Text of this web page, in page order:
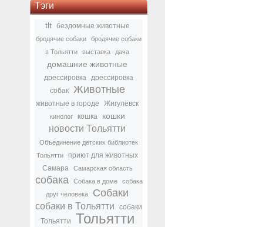
Тэги
tlt бездомные животные
бродячие собаки
бродячие собаки
в Тольятти
выставка дача
домашние животные
дрессировка дрессировка
собак
Животные
животные в городе Жигулёвск
кинолог кошка кошки
новости Тольятти
Объединение детских библиотек
Тольятти
приют для животных
Самара
Самарская область
собака Собака в доме
собака
друг человека
Собаки
собаки в Тольятти
собаки
Тольятти
Тольятти